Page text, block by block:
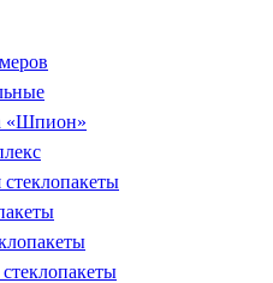
«Шпион»